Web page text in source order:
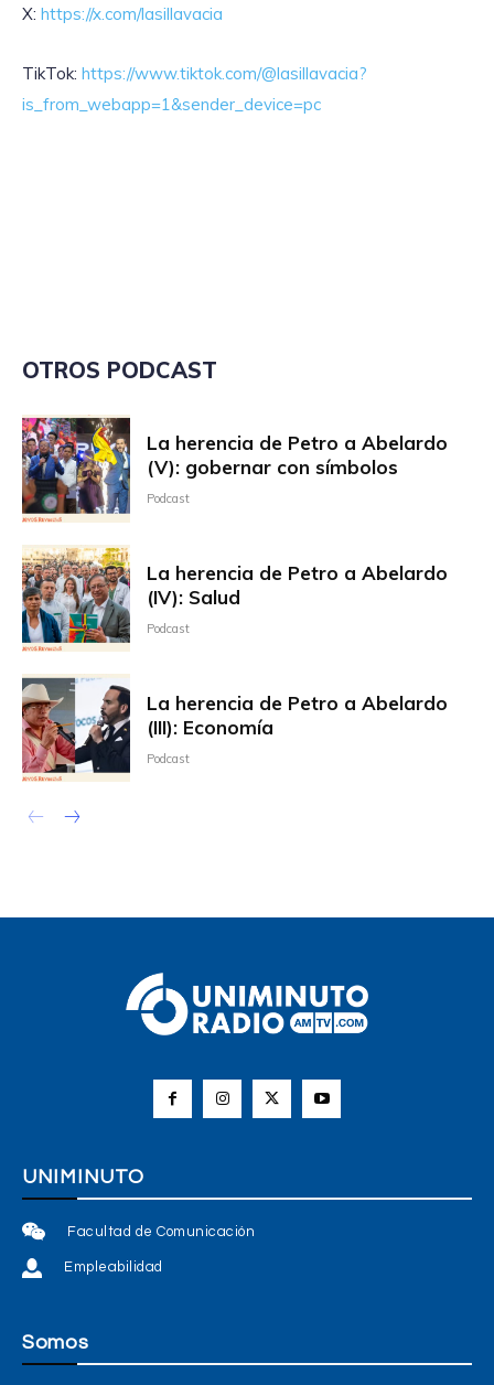
X: https://x.com/lasillavacia
TikTok: https://www.tiktok.com/@lasillavacia?
is_from_webapp=1&sender_device=pc
OTROS PODCAST
La herencia de Petro a Abelardo
(V): gobernar con símbolos
Podcast
La herencia de Petro a Abelardo
(IV): Salud
Podcast
La herencia de Petro a Abelardo
(III): Economía
Podcast
UNIMINUTO
Facultad de Comunicación
Empleabilidad
Somos